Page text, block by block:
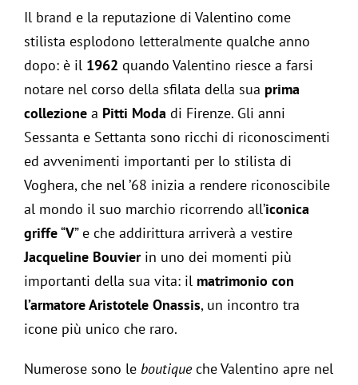
Il brand e la reputazione di Valentino come
stilista esplodono letteralmente qualche anno
dopo: è il 1962 quando Valentino riesce a farsi
notare nel corso della sfilata della sua prima
collezione a Pitti Moda di Firenze. Gli anni
Sessanta e Settanta sono ricchi di riconoscimenti
ed avvenimenti importanti per lo stilista di
Voghera, che nel ’68 inizia a rendere riconoscibile
al mondo il suo marchio ricorrendo all’iconica
griffe“V” e che addirittura arriverà a vestire
Jacqueline Bouvierin uno dei momenti più
importanti della sua vita: il matrimonio con
l’armatore Aristotele Onassis, un incontro tra
icone più unico che raro.
Numerose sono le boutiqueche Valentino apre nel